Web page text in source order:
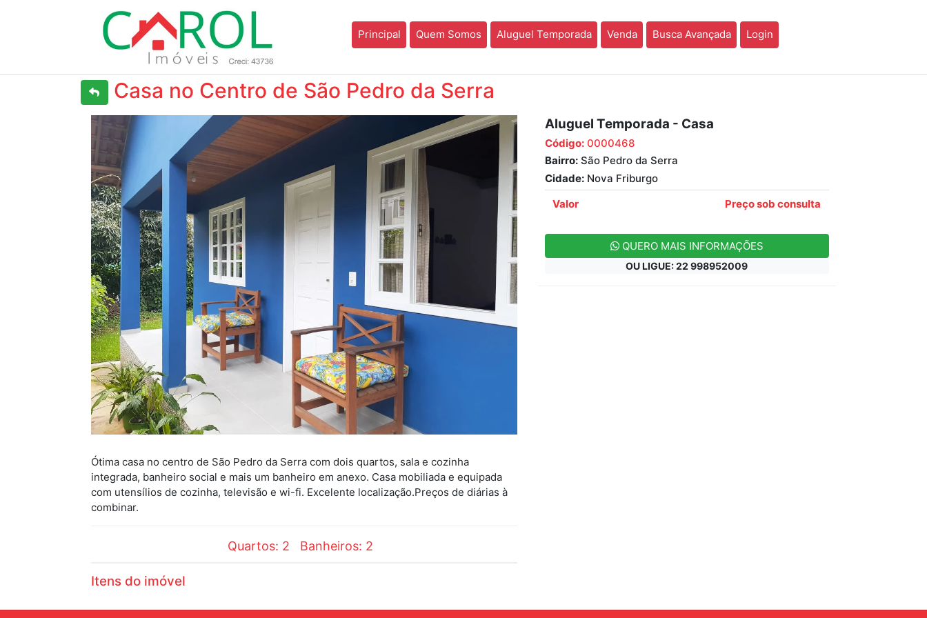
Principal Quem Somos Aluguel Temporada Venda Busca Avançada Login
Casa no Centro de São Pedro da Serra
Previous Next
Ótima casa no centro de São Pedro da Serra com dois quartos, sala e cozinha
integrada, banheiro social e mais um banheiro em anexo. Casa mobiliada e equipada
com utensílios de cozinha, televisão e wi-fi. Excelente localização.Preços de diárias à
combinar.
Quartos: 2 Banheiros: 2
Itens do imóvel
Aluguel Temporada - Casa
Código:0000468
Bairro:São Pedro da Serra
Cidade:Nova Friburgo
Valor
Preço sob consulta
QUERO MAIS INFORMAÇÕES
OU LIGUE: 22 998952009